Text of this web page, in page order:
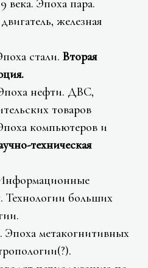
века. Эпоха пара.
железная
стали. Вторая
нефти. ДВС,
товаров
компьютеров и
техническая
Технологии больших
метакогнитивных